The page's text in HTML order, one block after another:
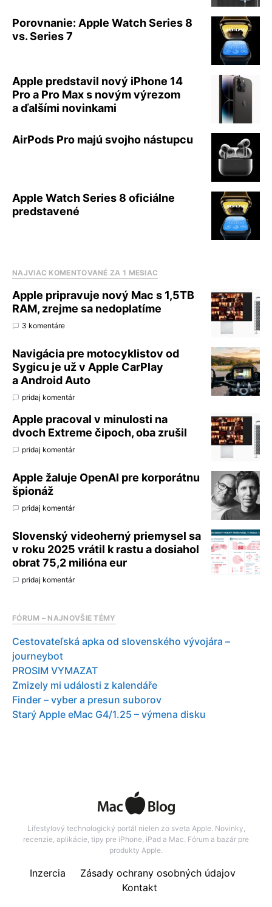
Porovnanie: Apple Watch Series 8
vs. Series 7
Apple predstavil nový iPhone 14
Pro a Pro Max s novým výrezom
a ďalšími novinkami
AirPods Pro majú svojho nástupcu
Apple Watch Series 8 oficiálne
predstavené
NAJVIAC KOMENTOVANÉ ZA 1 MESIAC
Apple pripravuje nový Mac s 1,5TB
RAM, zrejme sa nedoplatíme
3 komentáre
Navigácia pre motocyklistov od
Sygicu je už v Apple CarPlay
a Android Auto
pridaj komentár
Apple pracoval v minulosti na
dvoch Extreme čipoch, oba zrušil
pridaj komentár
Apple žaluje OpenAI pre korporátnu
špionáž
pridaj komentár
Slovenský videoherný priemysel sa
v roku 2025 vrátil k rastu a dosiahol
obrat 75,2 milióna eur
pridaj komentár
FÓRUM – NAJNOVŠIE TÉMY
Cestovateľská apka od slovenského vývojára –
journeybot
PROSIM VYMAZAT
Zmizely mi události z kalendáře
Finder – vyber a presun suborov
Starý Apple eMac G4/1.25 – výmena disku
Lifestylový technologický portál nielen zo sveta Apple. Novinky,
recenzie, aplikácie, tipy pre iPhone, iPad a Mac. Fórum a bazár pre
produkty Apple.
Inzercia
Zásady ochrany osobných údajov
Kontakt